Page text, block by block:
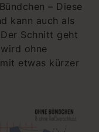
– Diese
kann auch als
Schnitt geht
ohne
etwas kürzer